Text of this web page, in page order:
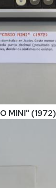
MINI" (1972)